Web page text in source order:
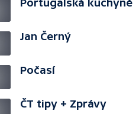
Portugalská kuchyně
Jan Černý
Počasí
ČT tipy + Zprávy